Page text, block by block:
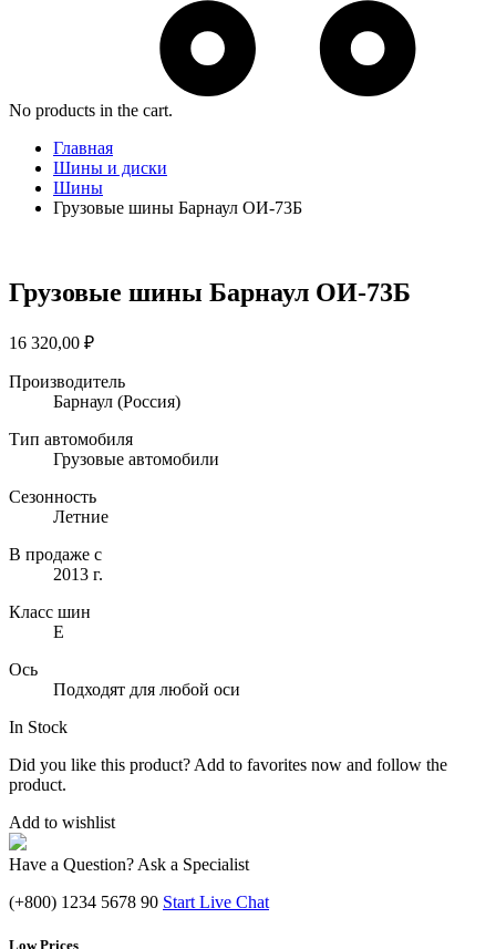
No products in the cart.
Главная
Шины и диски
Шины
Грузовые шины Барнаул ОИ-73Б
Грузовые шины Барнаул ОИ-73Б
16 320,00 ₽
Производитель
Барнаул (Россия)
Тип автомобиля
Грузовые автомобили
Сезонность
Летние
В продаже с
2013 г.
Класс шин
E
Ось
Подходят для любой оси
In Stock
Did you like this product? Add to favorites now and follow the
product.
Add to wishlist
Have a Question? Ask a Specialist
(+800) 1234 5678 90 Start Live Chat
Low Prices